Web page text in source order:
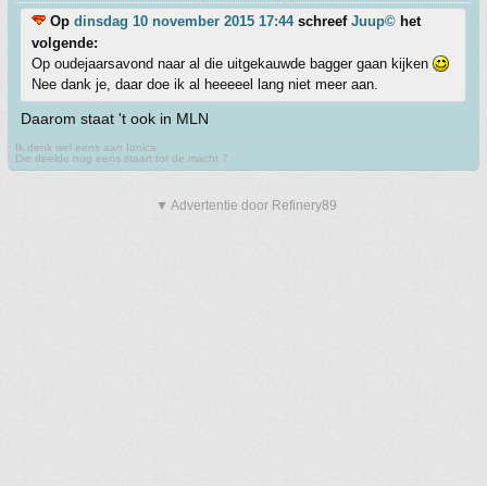
Op dinsdag 10 november 2015 17:44schreef Juup© het
volgende:
Op oudejaarsavond naar al die uitgekauwde bagger gaan kijken
Nee dank je, daar doe ik al heeeeel lang niet meer aan.
Daarom staat 't ook in MLN
Ik denk wel eens aan Ionica
Die deelde nog eens staart tot de macht 7
▼ Advertentie door Refinery89